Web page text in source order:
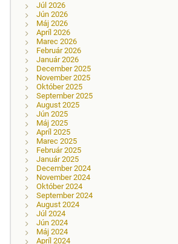
Júl 2026
Jún 2026
Máj 2026
Apríl 2026
Marec 2026
Február 2026
Január 2026
December 2025
November 2025
Október 2025
September 2025
August 2025
Jún 2025
Máj 2025
Apríl 2025
Marec 2025
Február 2025
Január 2025
December 2024
November 2024
Október 2024
September 2024
August 2024
Júl 2024
Jún 2024
Máj 2024
Apríl 2024